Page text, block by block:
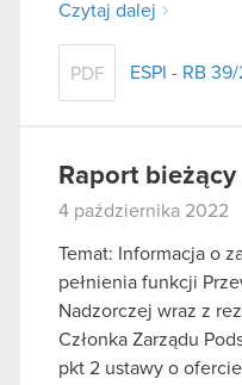
Czytaj dalej
PDF ESPI - RB
Raport
4 października 2022
Temat: Informacja o
pełnienia funkcji
Nadzorczej wraz z
Członka Zarządu
pkt 2 ustawy o